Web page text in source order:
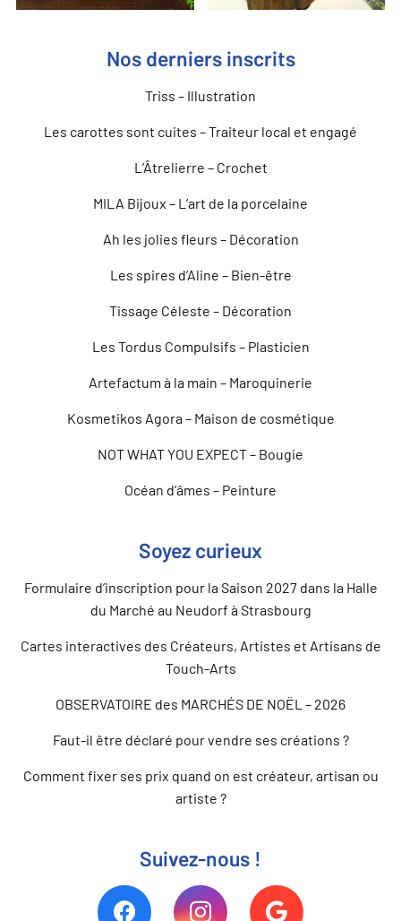
Nos derniers inscrits
Triss – Illustration
Les carottes sont cuites – Traiteur local et engagé
L’Âtrelierre – Crochet
MILA Bijoux – L’art de la porcelaine
Ah les jolies fleurs – Décoration
Les spires d’Aline – Bien-être
Tissage Céleste – Décoration
Les Tordus Compulsifs – Plasticien
Artefactum à la main – Maroquinerie
Kosmetikos Agora – Maison de cosmétique
NOT WHAT YOU EXPECT – Bougie
Océan d’âmes – Peinture
Soyez curieux
Formulaire d’inscription pour la Saison 2027 dans la Halle
du Marché au Neudorf à Strasbourg
Cartes interactives des Créateurs, Artistes et Artisans de
Touch-Arts
OBSERVATOIRE des MARCHÉS DE NOËL – 2026
Faut-il être déclaré pour vendre ses créations ?
Comment fixer ses prix quand on est créateur, artisan ou
artiste ?
Suivez-nous !